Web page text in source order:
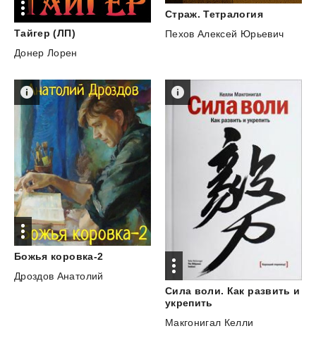
Тайгер (ЛП)
Донер Лорен
Страж. Тетралогия
Пехов Алексей Юрьевич
Божья коровка-2
Дроздов Анатолий
Сила воли. Как развить и
укрепить
Макгонигал Келли